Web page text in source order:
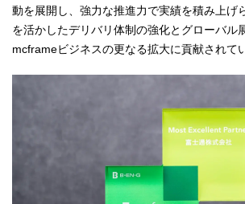
動を展開し、強力な推進力で実績を積み上げ
を活かしたデリバリ体制の強化とグローバル
mcframeビジネスの更なる拡大に貢献されて